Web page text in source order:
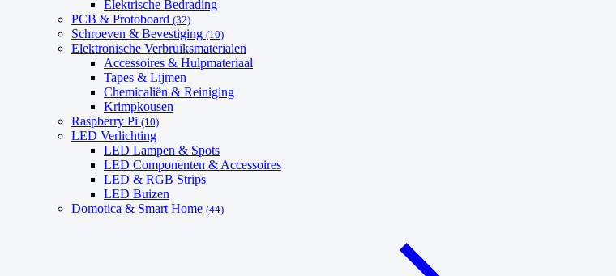
Elektrische Bedrading
PCB & Protoboard (32)
Schroeven & Bevestiging (10)
Elektronische Verbruiksmaterialen
Accessoires & Hulpmateriaal
Tapes & Lijmen
Chemicaliën & Reiniging
Krimpkousen
Raspberry Pi (10)
LED Verlichting
LED Lampen & Spots
LED Componenten & Accessoires
LED & RGB Strips
LED Buizen
Domotica & Smart Home (44)